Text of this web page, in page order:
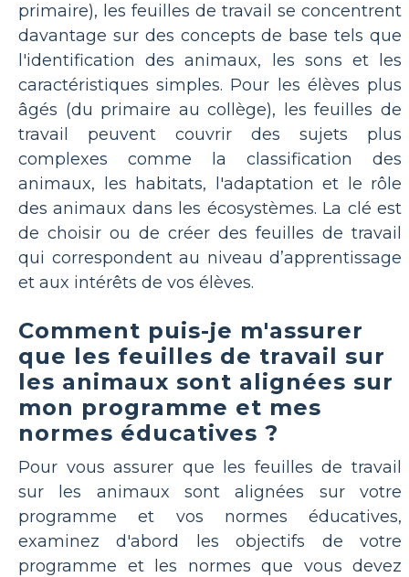
primaire), les feuilles de travail se concentrent
davantage sur des concepts de base tels que
l'identification des animaux, les sons et les
caractéristiques simples. Pour les élèves plus
âgés (du primaire au collège), les feuilles de
travail peuvent couvrir des sujets plus
complexes comme la classification des
animaux, les habitats, l'adaptation et le rôle
des animaux dans les écosystèmes. La clé est
de choisir ou de créer des feuilles de travail
qui correspondent au niveau d’apprentissage
et aux intérêts de vos élèves.
Comment puis-je m'assurer
que les feuilles de travail sur
les animaux sont alignées sur
mon programme et mes
normes éducatives ?
Pour vous assurer que les feuilles de travail
sur les animaux sont alignées sur votre
programme et vos normes éducatives,
examinez d'abord les objectifs de votre
programme et les normes que vous devez